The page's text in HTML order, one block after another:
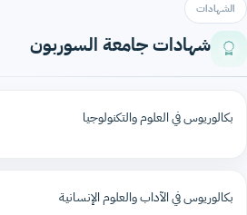
الشهادات
شهادات جامعة السوربون
بكالوريوس في العلوم والتكنولوجيا
بكالوريوس في الآداب والعلوم الإنسانية